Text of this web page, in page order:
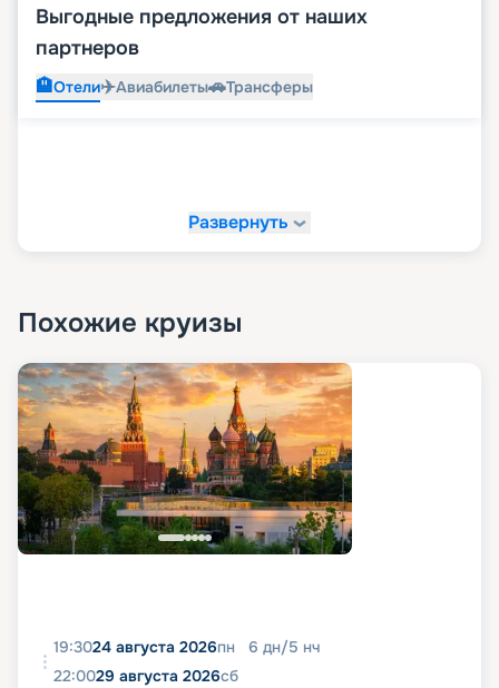
Выгодные предложения от наших
партнеров
🏨Отели✈️Авиабилеты🚗Трансферы
Развернуть
Похожие круизы
19:3024 августа 2026пн 6 дн/5 нч
22:0029 августа 2026сб